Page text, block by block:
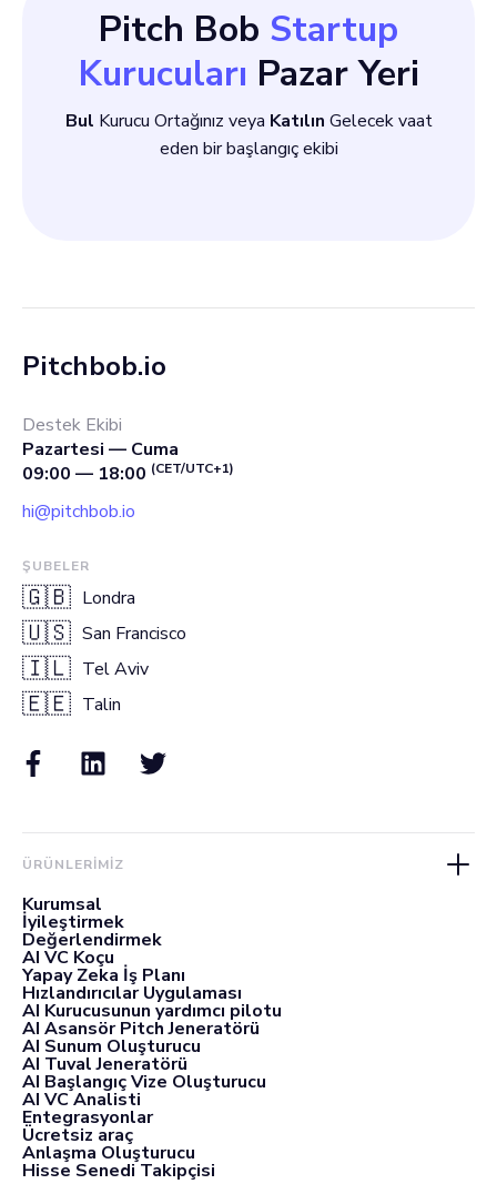
Pitch Bob Startup
Kurucuları Pazar Yeri
Bul Kurucu Ortağınız veya Katılın Gelecek vaat
eden bir başlangıç ekibi
Pitchbob.io
Destek Ekibi
Pazartesi — Cuma
09:00 — 18:00 (CET/UTC+1)
hi@pitchbob.io
ŞUBELER
🇬🇧 Londra
🇺🇸 San Francisco
🇮🇱 Tel Aviv
🇪🇪 Talin
ÜRÜNLERIMIZ
Kurumsal
İyileştirmek
Değerlendirmek
AI VC Koçu
Yapay Zeka İş Planı
Hızlandırıcılar Uygulaması
AI Kurucusunun yardımcı pilotu
AI Asansör Pitch Jeneratörü
AI Sunum Oluşturucu
AI Tuval Jeneratörü
AI Başlangıç Vize Oluşturucu
AI VC Analisti
Entegrasyonlar
Ücretsiz araç
Anlaşma Oluşturucu
Hisse Senedi Takipçisi